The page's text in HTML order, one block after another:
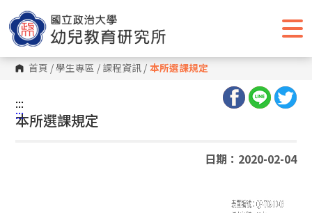
到
主
要
內
容
區 首頁 /學生專區 / 課程資訊 / 本所選課規定
:::
:::
本所選課規定
日期：2020-02-04